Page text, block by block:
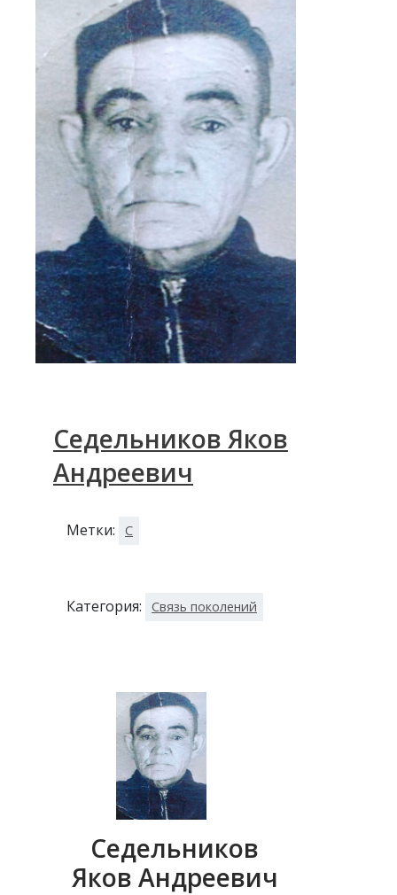
Седельников Яков
Андреевич
Метки: С
Категория: Связь поколений
Седельников
Яков Андреевич